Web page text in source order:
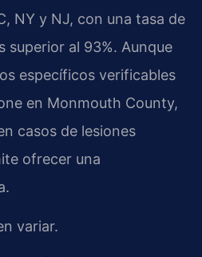
NY y NJ, con una tasa de
superior al 93%. Aunque
específicos verificables
en Monmouth County,
casos de lesiones
ofrecer una
variar.